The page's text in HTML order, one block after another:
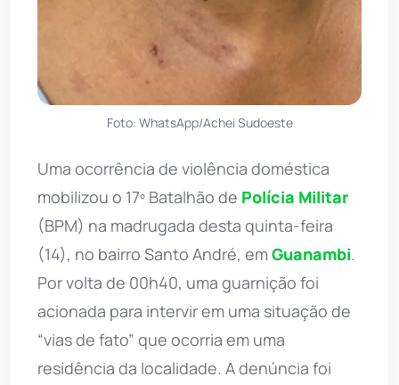
Foto: WhatsApp/Achei Sudoeste
Uma ocorrência de violência doméstica
mobilizou o 17º Batalhão de Polícia Militar
(BPM) na madrugada desta quinta-feira
(14), no bairro Santo André, emGuanambi.
Por volta de 00h40, uma guarnição foi
acionada para intervir em uma situação de
“vias de fato” que ocorria em uma
residência da localidade. A denúncia foi